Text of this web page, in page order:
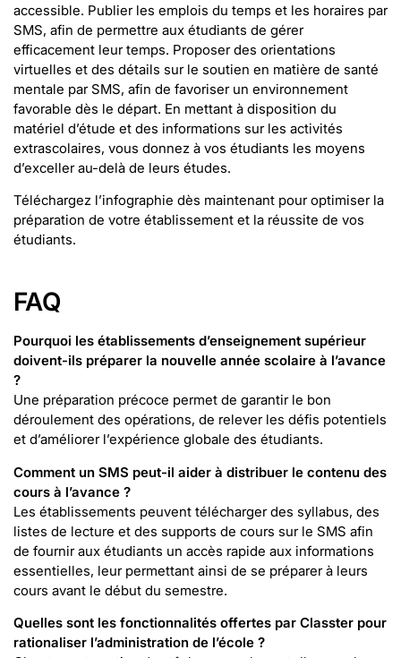
accessible. Publier les emplois du temps et les horaires par
SMS, afin de permettre aux étudiants de gérer
efficacement leur temps. Proposer des orientations
virtuelles et des détails sur le soutien en matière de santé
mentale par SMS, afin de favoriser un environnement
favorable dès le départ. En mettant à disposition du
matériel d’étude et des informations sur les activités
extrascolaires, vous donnez à vos étudiants les moyens
d’exceller au-delà de leurs études.
Téléchargez l’infographie dès maintenant pour optimiser la
préparation de votre établissement et la réussite de vos
étudiants.
FAQ
Pourquoi les établissements d’enseignement supérieur
doivent-ils préparer la nouvelle année scolaire à l’avance
?
Une préparation précoce permet de garantir le bon
déroulement des opérations, de relever les défis potentiels
et d’améliorer l’expérience globale des étudiants.
Comment un SMS peut-il aider à distribuer le contenu des
cours à l’avance ?
Les établissements peuvent télécharger des syllabus, des
listes de lecture et des supports de cours sur le SMS afin
de fournir aux étudiants un accès rapide aux informations
essentielles, leur permettant ainsi de se préparer à leurs
cours avant le début du semestre.
Quelles sont les fonctionnalités offertes par Classter pour
rationaliser l’administration de l’école ?